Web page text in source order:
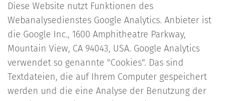
Diese Website nutzt Funktionen des
Webanalysedienstes Google Analytics. Anbieter ist
die Google Inc., 1600 Amphitheatre Parkway,
Mountain View, CA 94043, USA. Google Analytics
verwendet so genannte "Cookies". Das sind
Textdateien, die auf Ihrem Computer gespeichert
werden und die eine Analyse der Benutzung der